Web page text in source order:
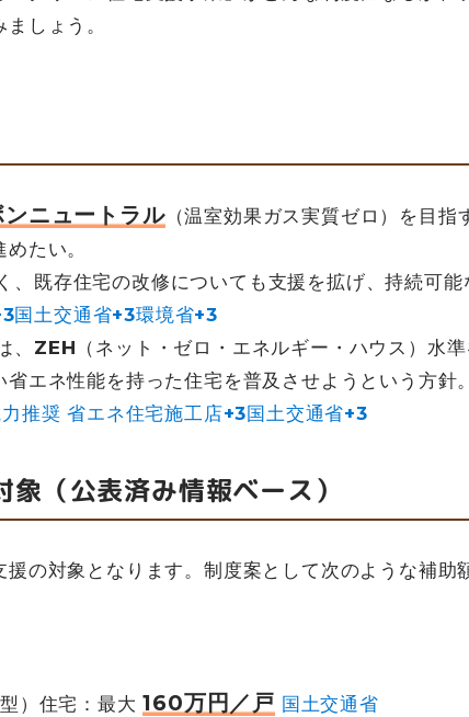
しょう。
ンニュートラル（温室効果ガス実質ゼロ）を目指
たい。
、既存住宅の改修についても支援を拡げ、持続可
国土交通省+3環境省+3
、ZEH（ネット・ゼロ・エネルギー・ハウス）水
エネ性能を持った住宅を普及させようという方針
推奨 省エネ住宅施工店+3国土交通省+3
（公表済み情報ベース）
援の対象となります。制度案として次のような補助
）住宅：最大160万円／戸 国土交通省